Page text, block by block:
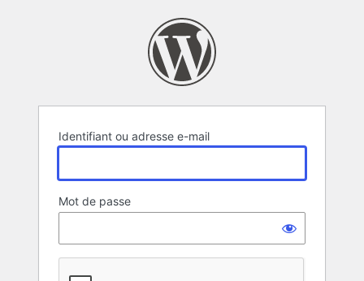
Identifiant ou adresse e-mail
Mot de passe